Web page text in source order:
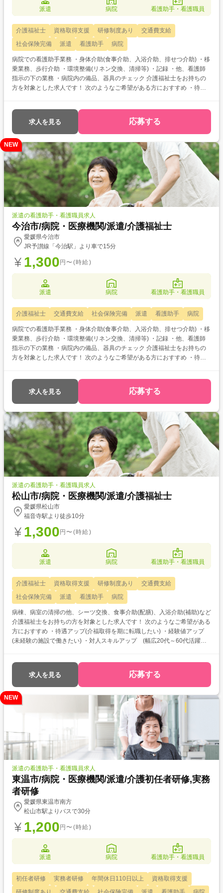
派遣 病院 看護助手・看護職員
介護福祉士 資格取得支援 研修制度あり
交通費支給
社会保険完備
派遣 看護助手 病院
病院での看護助手業務 ・身体介助(食事介助、入浴介助、排せつ介助) ・移
乗業務、歩行介助 ・環境整備(リネン交換、清掃等) ・記録 ・他、看護師
指示の下の業務 ・病院内の備品、器具のチェック 介護福祉士をお持ちの
方を対象とした求人です！ 次のようなご希望がある方におすすめ ・待遇
求人を見る 応募する
NEW
派遣の看護助手・看護職員求人
今治市/病院・医療機関/派遣/介護福祉士
愛媛県今治市
JR予讃線「今治駅」より車で15分
1,300 円〜(時給)
派遣 病院 看護助手・看護職員
介護福祉士 交通費支給 社会保険完備 派遣 看護助手 病院
病院での看護助手業務 ・身体介助(食事介助、入浴介助、排せつ介助) ・移
乗業務、歩行介助 ・環境整備(リネン交換、清掃等) ・記録 ・他、看護師
指示の下の業務 ・病院内の備品、器具のチェック 介護福祉士をお持ちの
方を対象とした求人です！ 次のようなご希望がある方におすすめ ・待遇
求人を見る 応募する
派遣の看護助手・看護職員求人
松山市/病院・医療機関/派遣/介護福祉士
愛媛県松山市
福音寺駅より徒歩10分
1,300 円〜(時給)
派遣 病院 看護助手・看護職員
介護福祉士 資格取得支援 研修制度あり
交通費支給
社会保険完備
派遣 看護助手 病院
病棟、病室の清掃の他、シーツ交換、食事介助(配膳)、入浴介助(補助)など
介護福祉士をお持ちの方を対象とした求人です！ 次のようなご希望がある
方におすすめ ・待遇アップ(介福取得を期に転職したい) ・経験値アップ
(未経験の施設で働きたい) ・対人スキルアップ (幅広20代～60代活躍中
求人を見る 応募する
NEW
派遣の看護助手・看護職員求人
東温市/病院・医療機関/派遣/介護初任者研修,実務
者研修
愛媛県東温市南方
松山市駅よりバスで30分
1,200 円〜(時給)
派遣 病院 看護助手・看護職員
初任者研修 実務者研修 年間休日110日以上
資格取得支援